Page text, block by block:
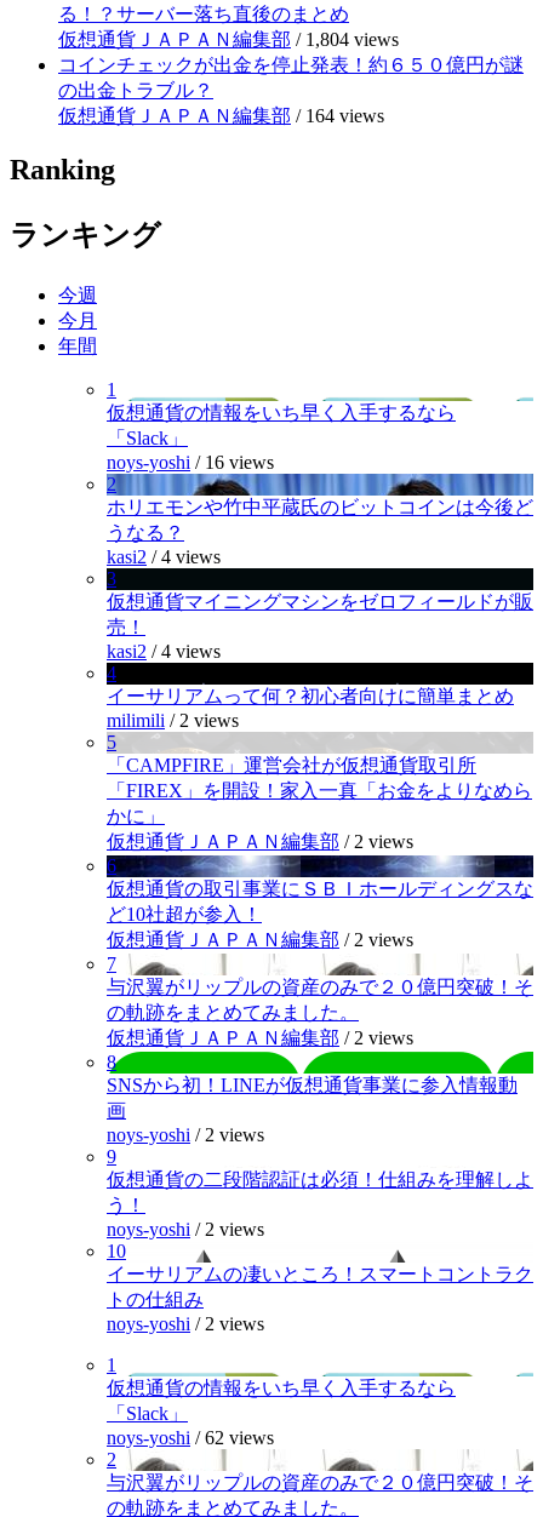
る！？サーバー落ち直後のまとめ
仮想通貨ＪＡＰＡＮ編集部 / 1,804 views
コインチェックが出金を停止発表！約６５０億円が謎
の出金トラブル？
仮想通貨ＪＡＰＡＮ編集部 / 164 views
Ranking
ランキング
今週
今月
年間
1
仮想通貨の情報をいち早く入手するなら
「Slack」
noys-yoshi / 16 views
2
ホリエモンや竹中平蔵氏のビットコインは今後ど
うなる？
kasi2 /4 views
3
仮想通貨マイニングマシンをゼロフィールドが販
売！
kasi2 /4 views
4
イーサリアムって何？初心者向けに簡単まとめ
milimili / 2 views
5
「CAMPFIRE」運営会社が仮想通貨取引所
「FIREX」を開設！家入一真「お金をよりなめら
かに」
仮想通貨ＪＡＰＡＮ編集部 / 2 views
6
仮想通貨の取引事業にＳＢＩホールディングスな
ど10社超が参入！
仮想通貨ＪＡＰＡＮ編集部 / 2 views
7
与沢翼がリップルの資産のみで２０億円突破！そ
の軌跡をまとめてみました。
仮想通貨ＪＡＰＡＮ編集部 / 2 views
8
SNSから初！LINEが仮想通貨事業に参入情報動
画
noys-yoshi / 2 views
9
仮想通貨の二段階認証は必須！仕組みを理解しよ
う！
noys-yoshi / 2 views
10
イーサリアムの凄いところ！スマートコントラク
トの仕組み
noys-yoshi / 2 views
1
仮想通貨の情報をいち早く入手するなら
「Slack」
noys-yoshi /62 views
2
与沢翼がリップルの資産のみで２０億円突破！そ
の軌跡をまとめてみました。